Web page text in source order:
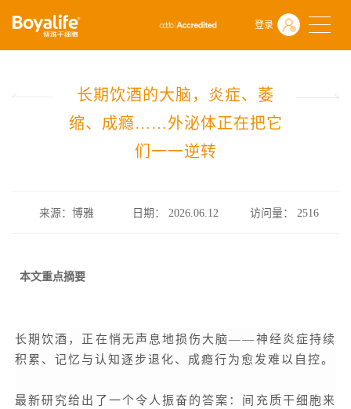
登录
首页 什么是干细胞
前沿动态
长期饮酒的大脑，炎症、萎缩、成瘾……外泌体正在把它们一一逆转
长期饮酒的大脑，炎症、萎
缩、成瘾……外泌体正在把它
们一一逆转
来源：博雅 日期： 2026.06.12 访问量：2516
本文重点摘要
长期饮酒，正在悄无声息地损伤大脑——神经炎症持续
积累、记忆与认知逐步退化、成瘾行为愈发难以自控。
最新研究给出了一个令人振奋的答案：间充质干细胞来